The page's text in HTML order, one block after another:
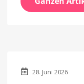
28. Juni 2026